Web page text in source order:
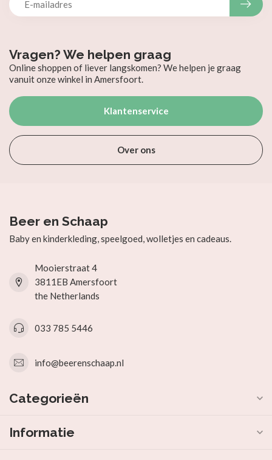
Vragen? We helpen graag
Online shoppen of liever langskomen? We helpen je graag
vanuit onze winkel in Amersfoort.
Klantenservice
Over ons
Beer en Schaap
Baby en kinderkleding, speelgoed, wolletjes en cadeaus.
Mooierstraat 4
3811EB Amersfoort
the Netherlands
033 785 5446
info@beerenschaap.nl
Categorieën
Informatie